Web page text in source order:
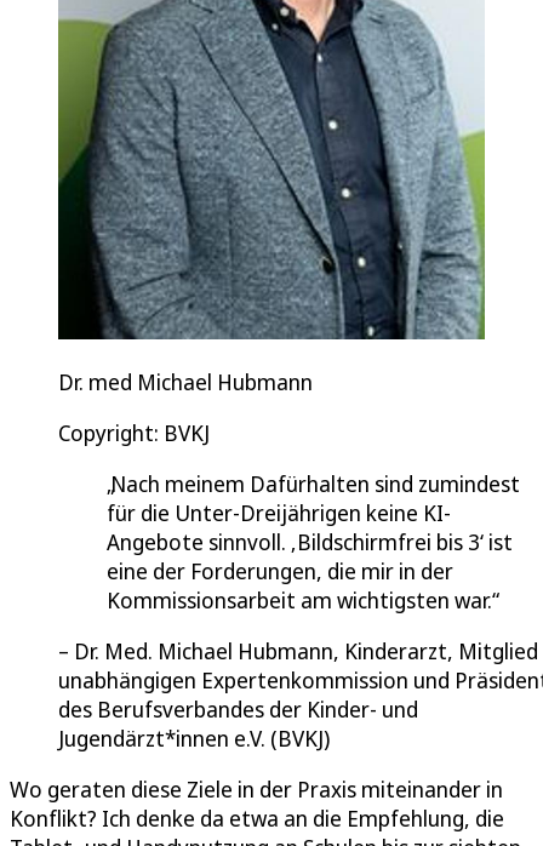
Dr. med Michael Hubmann
Copyright: BVKJ
Nach meinem Dafürhalten sind zumindest
für die Unter-Dreijährigen keine KI-
Angebote sinnvoll. ‚Bildschirmfrei bis 3‘ ist
eine der Forderungen, die mir in der
Kommissionsarbeit am wichtigsten war.
Dr. Med. Michael Hubmann, Kinderarzt,
unabhängigen Expertenkommission und
des Berufsverbandes der Kinder- und
Jugendärzt*innen e.V. (BVKJ)
Wo geraten diese Ziele in der Praxis miteinander in
Konflikt? Ich denke da etwa an die Empfehlung, die